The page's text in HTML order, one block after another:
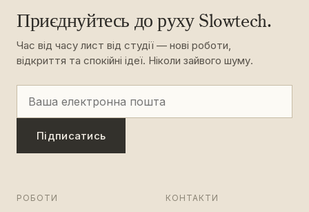
Приєднуйтесь до руху Slowtech.
Час від часу лист від студії — нові роботи,
відкриття та спокійні ідеї. Ніколи зайвого шуму.
Підписатись
РОБОТИ КОНТАКТИ